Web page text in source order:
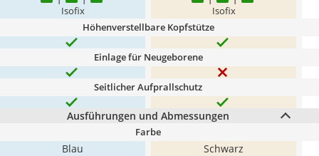
Isofix Isofix
Höhenverstellbare Kopfstütze
Einlage für Neugeborene
Seitlicher Aufprallschutz
Ausführungen und Abmessungen
Farbe
Blau Schwarz